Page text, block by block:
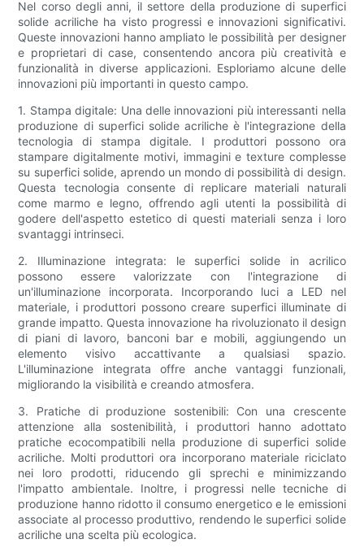
Nel corso degli anni, il settore della produzione di superfici
solide acriliche ha visto progressi e innovazioni significativi.
Queste innovazioni hanno ampliato le possibilità per designer
e proprietari di case, consentendo ancora più creatività e
funzionalità in diverse applicazioni. Esploriamo alcune delle
innovazioni più importanti in questo campo.
1. Stampa digitale: Una delle innovazioni più interessanti nella
produzione di superfici solide acriliche è l'integrazione della
tecnologia di stampa digitale. I produttori possono ora
stampare digitalmente motivi, immagini e texture complesse
su superfici solide, aprendo un mondo di possibilità di design.
Questa tecnologia consente di replicare materiali naturali
come marmo e legno, offrendo agli utenti la possibilità di
godere dell'aspetto estetico di questi materiali senza i loro
svantaggi intrinseci.
2. Illuminazione integrata: le superfici solide in acrilico
possono essere valorizzate con l'integrazione di
un'illuminazione incorporata. Incorporando luci a LED nel
materiale, i produttori possono creare superfici illuminate di
grande impatto. Questa innovazione ha rivoluzionato il design
di piani di lavoro, banconi bar e mobili, aggiungendo un
elemento visivo accattivante a qualsiasi spazio.
L'illuminazione integrata offre anche vantaggi funzionali,
migliorando la visibilità e creando atmosfera.
3. Pratiche di produzione sostenibili: Con una crescente
attenzione alla sostenibilità, i produttori hanno adottato
pratiche ecocompatibili nella produzione di superfici solide
acriliche. Molti produttori ora incorporano materiale riciclato
nei loro prodotti, riducendo gli sprechi e minimizzando
l'impatto ambientale. Inoltre, i progressi nelle tecniche di
produzione hanno ridotto il consumo energetico e le emissioni
associate al processo produttivo, rendendo le superfici solide
acriliche una scelta più ecologica.